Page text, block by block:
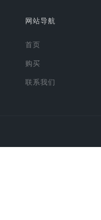
网站导航
首页
购买
联系我们